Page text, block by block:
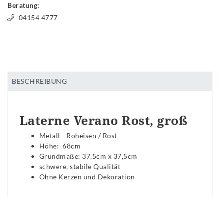
Beratung:
04154 4777
BESCHREIBUNG
Laterne Verano Rost, groß
Metall - Roheisen / Rost
Höhe: 68cm
Grundmaße: 37,5cm x 37,5cm
schwere, stabile Qualität
Ohne Kerzen und Dekoration